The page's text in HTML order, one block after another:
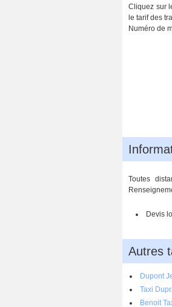
Cliquez sur
le tarif des
Numéro de
Toutes
Devis
Autres
Dupont
Taxi
Benoit